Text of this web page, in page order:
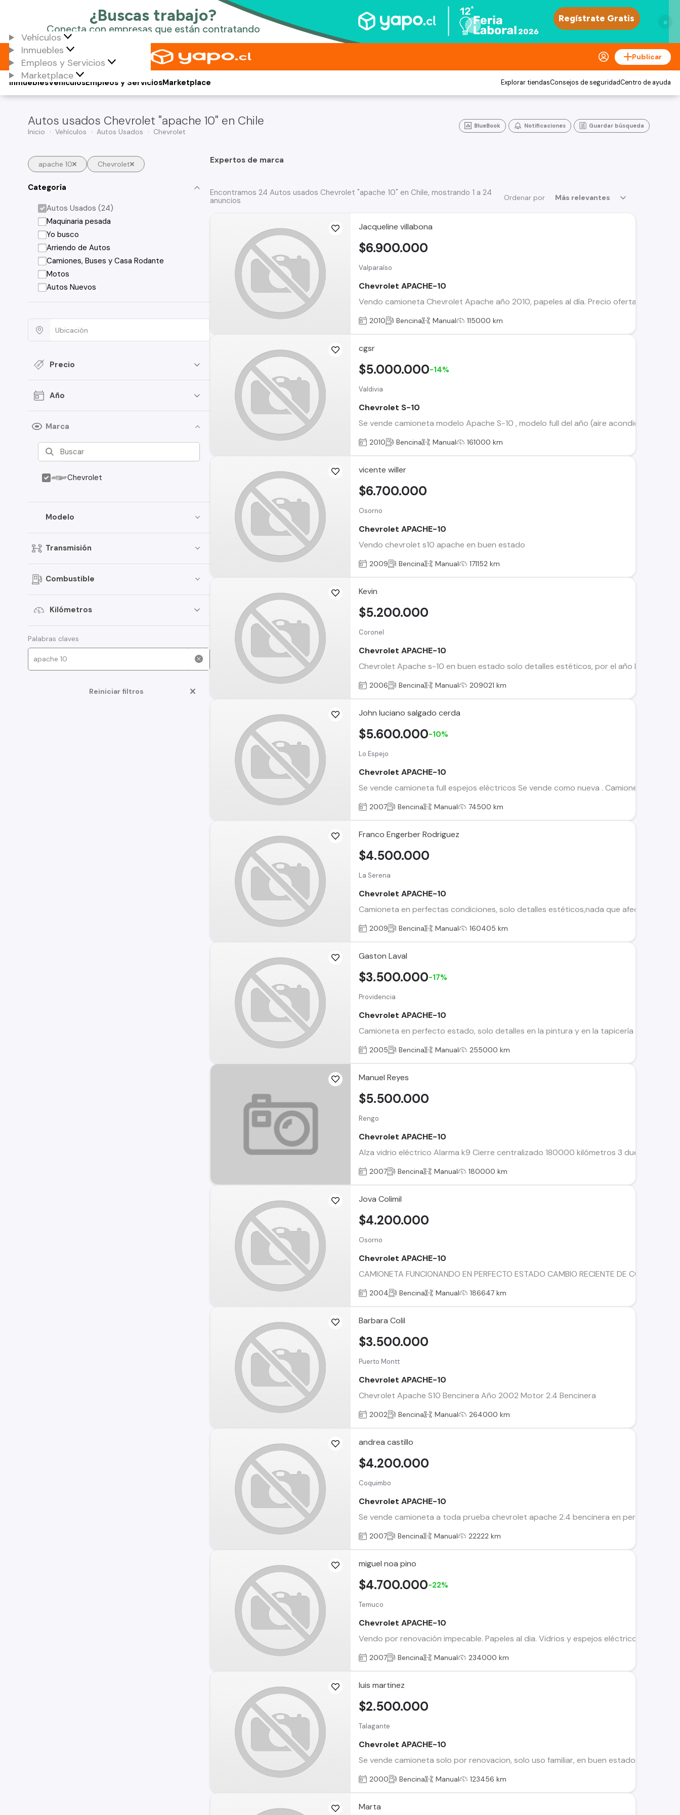
×
Vehículos
Inmuebles
Empleos y Servicios
Marketplace
Publicar
Vehículos
Inmuebles Empleos y ServiciosMarketplace Explorar tiendasConsejos de seguridadCentro de ayuda
Autos usados Chevrolet "apache 10" en Chile
Inicio Vehículos Autos Usados Chevrolet
BlueBook Notificaciones Guardar búsqueda
apache 10 Chevrolet
Categoría
Autos Usados (24)
Maquinaria pesada
Yo busco
Arriendo de Autos
Camiones, Buses y Casa Rodante
Motos
Autos Nuevos
Precio
Año
Marca
Chevrolet
Modelo
Transmisión
Combustible
Kilómetros
Palabras claves
Reiniciar filtros
Expertos de marca
Ordenar por Más relevantes
Encontramos 24 Autos usados Chevrolet "apache 10" en Chile, mostrando 1 a 24
anuncios
Jacqueline villabona
Valparaíso
Chevrolet APACHE-10
Vendo camioneta Chevrolet Apache año 2010, papeles al día. Precio oferta
$6.900.000
2010 Bencina Manual 115000 km
cgsr
Valdivia
Chevrolet S-10
Se vende camioneta modelo Apache S-10 , modelo full del año (aire acondicionado,
$5.000.000-14%
2010 Bencina Manual 161000 km
vicente willer
Osorno
Chevrolet APACHE-10
Vendo chevrolet s10 apache en buen estado
$6.700.000
2009 Bencina Manual 171152 km
Kevin
Coronel
Chevrolet APACHE-10
Chevrolet Apache s-10 en buen estado solo detalles estéticos, por el año
$5.200.000
2006 Bencina Manual 209021 km
John luciano salgado cerda
Lo Espejo
Chevrolet APACHE-10
Se vende camioneta full espejos eléctricos Se vende como nueva . Camioneta
$5.600.000-10%
2007 Bencina Manual 74500 km
Franco Engerber Rodriguez
La Serena
Chevrolet APACHE-10
Camioneta en perfectas condiciones, solo detalles estéticos,nada que afecte su
$4.500.000
2009 Bencina Manual 160405 km
Gaston Laval
Providencia
Chevrolet APACHE-10
Camioneta en perfecto estado, solo detalles en la pintura y en la tapicería por los
$3.500.000-17%
2005 Bencina Manual 255000 km
Manuel Reyes
Rengo
Chevrolet APACHE-10
Alza vidrio eléctrico Alarma k9 Cierre centralizado 180000 kilómetros 3 dueño Esta
$5.500.000
2007 Bencina Manual 180000 km
Jova Colimil
Osorno
Chevrolet APACHE-10
CAMIONETA FUNCIONANDO EN PERFECTO ESTADO CAMBIO RECIENTE DE CORREA
$4.200.000
2004 Bencina Manual 186647 km
Barbara Colil
Puerto Montt
Chevrolet APACHE-10
Chevrolet Apache S10 Bencinera Año 2002 Motor 2.4 Bencinera
$3.500.000
2002 Bencina Manual 264000 km
andrea castillo
Coquimbo
Chevrolet APACHE-10
Se vende camioneta a toda prueba chevrolet apache 2.4 bencinera en perfectas
$4.200.000
2007 Bencina Manual 22222 km
miguel noa pino
Temuco
Chevrolet APACHE-10
Vendo por renovación impecable. Papeles al dia. Vidrios y espejos eléctricos. Aire
$4.700.000-22%
2007 Bencina Manual 234000 km
luis martinez
Talagante
Chevrolet APACHE-10
Se vende camioneta solo por renovacion, solo uso familiar, en buen estado, se puede
$2.500.000
2000 Bencina Manual 123456 km
Marta